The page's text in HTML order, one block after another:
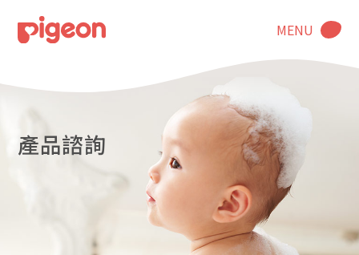
MENU
產品諮詢